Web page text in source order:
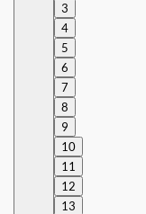
3
4
5
6
7
8
9
10
11
12
13